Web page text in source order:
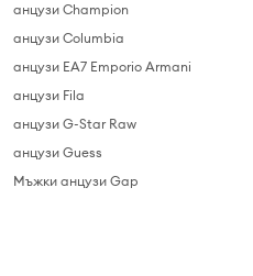
анцузи Champion
анцузи Columbia
анцузи EA7 Emporio Armani
анцузи Fila
анцузи G-Star Raw
анцузи Guess
Мъжки анцузи Gap